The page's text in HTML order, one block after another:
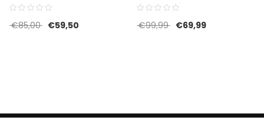
€85,00 Oorspronkelijke prijs was: €85,00.
€59,50Huidige prijs is: €59,50.
€99,99 Oorspronkelijke prijs
€69,99Huidige prijs